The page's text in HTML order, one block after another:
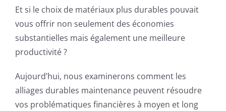
Et si le choix de matériaux plus durables pouvait
vous offrir non seulement des économies
substantielles mais également une meilleure
productivité ?
Aujourd’hui, nous examinerons comment les
alliages durables maintenance peuvent résoudre
vos problématiques financières à moyen et long